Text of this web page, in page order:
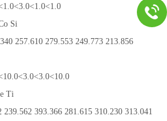
<3.0<1.0<1.0
Si
257.610 279.553 249.773 213.856
<3.0<3.0<10.0
Ti
239.562 393.366 281.615 310.230 313.041